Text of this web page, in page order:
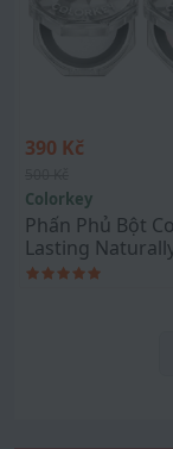
390 Kč
Colorkey
Phấn Phủ Bột
Lasting
Occuring Loose